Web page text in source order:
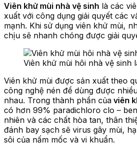
Viên khử mùi nhà vệ sinh là các
xuất với công dụng giải quyết các
mạnh. Khi sử dụng viên khử mùi,
chịu sẽ nhanh chóng được giải
Viên khử mùi hôi nhà vệ sinh
Viên khử mùi được sản xuất theo
công nghệ nén để dùng được
nhau. Trong thành phần của viên
có hơn 99% paradichloro clo –
nhiên và các chất hòa tan, thân
đánh bay sạch sẽ virus gây mùi,
sôi của nấm mốc và vi khuẩn.